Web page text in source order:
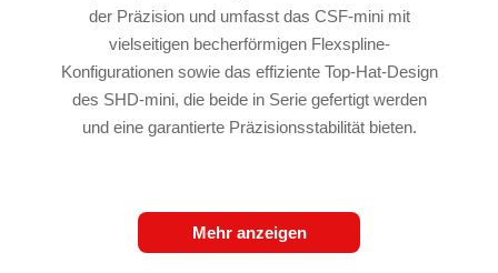
der Präzision und umfasst das CSF-mini mit
vielseitigen becherförmigen Flexspline-
Konfigurationen sowie das effiziente Top-Hat-Design
des SHD-mini, die beide in Serie gefertigt werden
und eine garantierte Präzisionsstabilität bieten.
Mehr anzeigen